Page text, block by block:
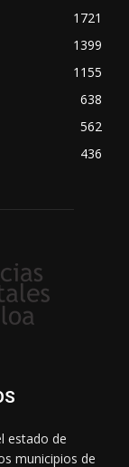
1721
1399
1155
638
562
436
estado de
municipios de